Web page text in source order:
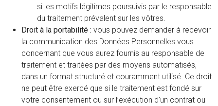
si les motifs légitimes poursuivis par le responsable
du traitement prévalent sur les vôtres.
Droit à la portabilité : vous pouvez demander à recevoir
la communication des Données Personnelles vous
concernant que vous aurez fournis au responsable de
traitement et traitées par des moyens automatisés,
dans un format structuré et couramment utilisé. Ce droit
ne peut être exercé que si le traitement est fondé sur
votre consentement ou sur l’exécution d’un contrat ou